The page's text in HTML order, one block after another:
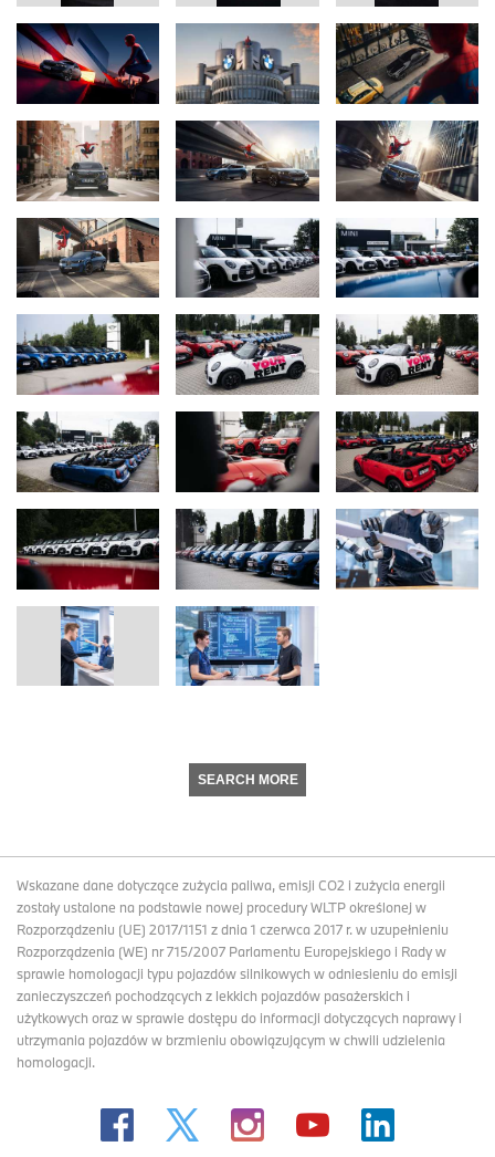
SEARCH MORE
Wskazane dane dotyczące zużycia paliwa, emisji CO2 i zużycia energii
zostały ustalone na podstawie nowej procedury WLTP określonej w
Rozporządzeniu (UE) 2017/1151 z dnia 1 czerwca 2017 r. w uzupełnieniu
Rozporządzenia (WE) nr 715/2007 Parlamentu Europejskiego i Rady w
sprawie homologacji typu pojazdów silnikowych w odniesieniu do emisji
zanieczyszczeń pochodzących z lekkich pojazdów pasażerskich i
użytkowych oraz w sprawie dostępu do informacji dotyczących naprawy i
utrzymania pojazdów w brzmieniu obowiązującym w chwili udzielenia
homologacji.